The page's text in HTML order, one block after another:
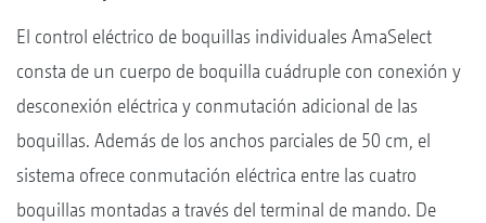
El control eléctrico de boquillas individuales AmaSelect
consta de un cuerpo de boquilla cuádruple con conexión y
desconexión eléctrica y conmutación adicional de las
boquillas. Además de los anchos parciales de 50 cm, el
sistema ofrece conmutación eléctrica entre las cuatro
boquillas montadas a través del terminal de mando. De